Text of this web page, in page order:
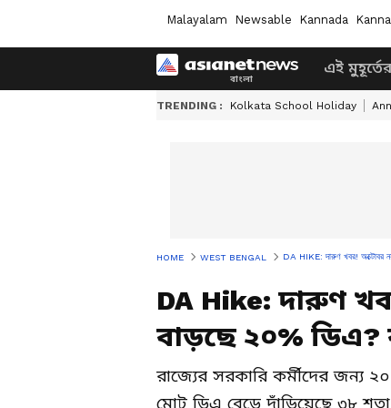
Malayalam Newsable Kannada
এই
TRENDING : Kolkata School Holiday
HOME WEST BENGAL DA HIKE: দারুণ খবর! অক্টোবর
DA Hike: দারুণ
বাড়ছে ২০% ডিএ?
রাজ্যের সরকারি কর্মীদের জন্য
মোট ডিএ বেড়ে দাঁড়িয়েছে ৩৮